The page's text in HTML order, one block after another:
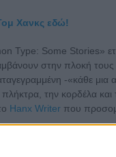
Χανκς εδώ!
Type: Some Stories»
στην πλοκή
-«κάθε μια
την κορδέλα
Hanx Writer που